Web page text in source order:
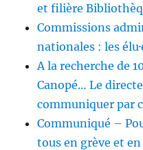
et filière
Commissions
nationales : les
A la recherche de
Canopé… Le
communiquer par
Communiqué –
tous en grève et